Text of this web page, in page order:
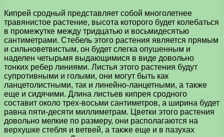
Кипрей сродный представляет собой многолетнее
травянистое растение, высота которого будет колебаться
в промежутке между тридцатью и восьмидесятью
сантиметрами. Стебель этого растения является прямым
и сильноветвистым, он будет слегка опушенным и
наделен четырьмя выдающимися в виде довольно
тонких ребер линиями. Листья этого растения будут
супротивными и голыми, они могут быть как
ланцетолистными, так и линейно-ланцетными, а также
еще и сидячими. Длина листьев кипрея сродного
составит около трех-восьми сантиметров, а ширина будет
равна пяти-десяти миллиметрам. Цветки этого растения
довольно мелкие по размеру, они располагаются на
верхушке стебля и ветвей, а также еще и в пазухах